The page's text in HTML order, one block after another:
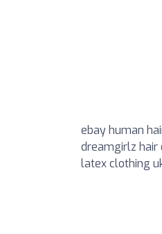
ebay human
dreamgirlz hair
latex clothing